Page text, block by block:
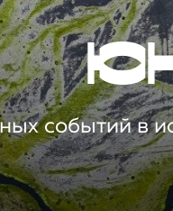
событий в